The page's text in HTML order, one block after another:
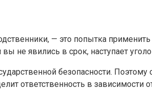
— это попытка
не явились в срок, наступает
безопасности. Поэтому
ответственность в зависимости